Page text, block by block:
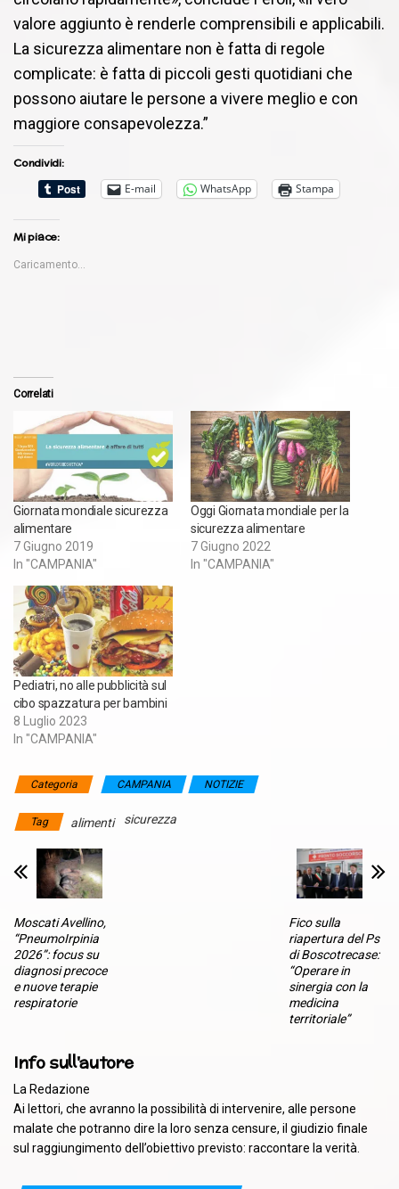
valore aggiunto è renderle comprensibili e applicabili.
La sicurezza alimentare non è fatta di regole
complicate: è fatta di piccoli gesti quotidiani che
possono aiutare le persone a vivere meglio e con
maggiore consapevolezza.”
Condividi:
E-mail
WhatsApp Stampa
Mi piace:
Caricamento...
Correlati
Giornata mondiale sicurezza
alimentare
7 Giugno 2019
In "CAMPANIA"
Oggi Giornata mondiale per la
sicurezza alimentare
7 Giugno 2022
In "CAMPANIA"
Pediatri, no alle pubblicità sul
cibo spazzatura per bambini
8 Luglio 2023
In "CAMPANIA"
Categoria CAMPANIA NOTIZIE
Tag alimenti sicurezza
Moscati Avellino,
“PneumoIrpinia
2026”: focus su
diagnosi precoce
e nuove terapie
respiratorie
Fico sulla
riapertura del Ps
di Boscotrecase:
“Operare in
sinergia con la
medicina
territoriale”
Info sull'autore
La Redazione
Ai lettori, che avranno la possibilità di intervenire, alle persone
malate che potranno dire la loro senza censure, il giudizio finale
sul raggiungimento dell’obiettivo previsto: raccontare la verità.